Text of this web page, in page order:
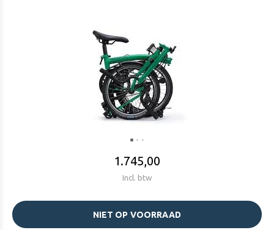
1.745,00
Incl. btw
NIET OP VOORRAAD